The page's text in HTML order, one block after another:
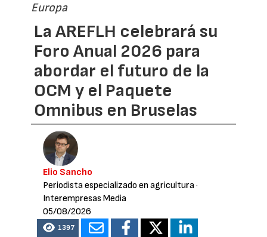
Europa
La AREFLH celebrará su
Foro Anual 2026 para
abordar el futuro de la
OCM y el Paquete
Omnibus en Bruselas
Elio Sancho
Periodista especializado en agricultura·
Interempresas Media
05/08/2026
1397